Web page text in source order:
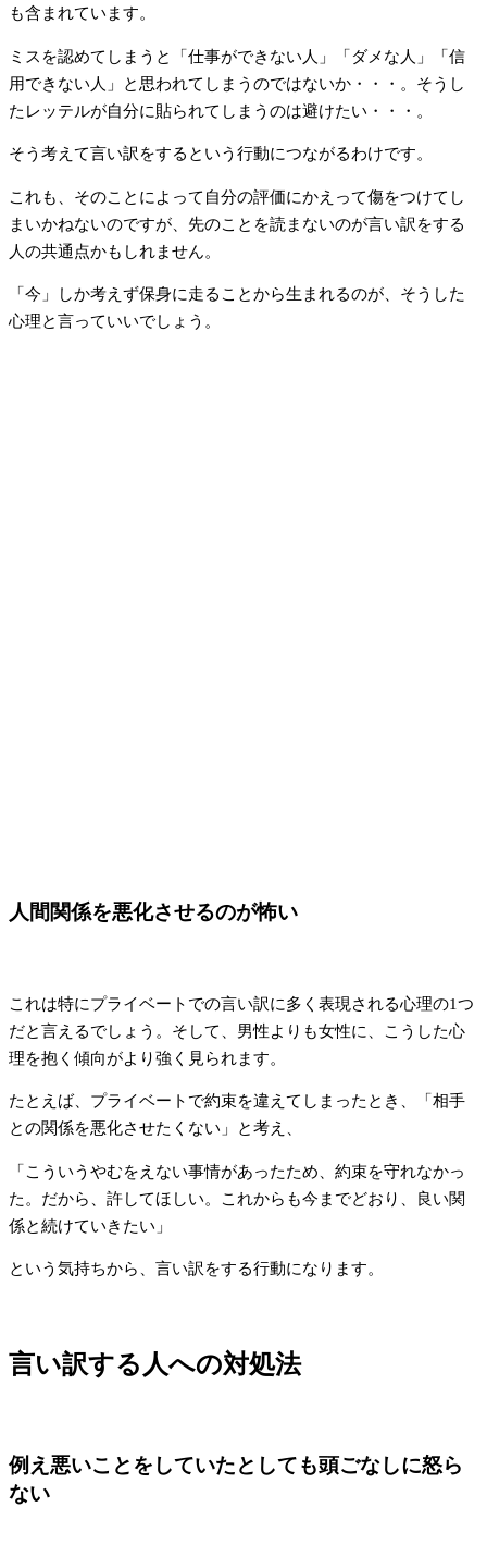
も含まれています。
ミスを認めてしまうと「仕事ができない人」「ダメな人」「信
用できない人」と思われてしまうのではないか・・・。そうし
たレッテルが自分に貼られてしまうのは避けたい・・・。
そう考えて言い訳をするという行動につながるわけです。
これも、そのことによって自分の評価にかえって傷をつけてし
まいかねないのですが、先のことを読まないのが言い訳をする
人の共通点かもしれません。
「今」しか考えず保身に走ることから生まれるのが、そうした
心理と言っていいでしょう。
人間関係を悪化させるのが怖い
これは特にプライベートでの言い訳に多く表現される心理の1つ
だと言えるでしょう。そして、男性よりも女性に、こうした心
理を抱く傾向がより強く見られます。
たとえば、プライベートで約束を違えてしまったとき、「相手
との関係を悪化させたくない」と考え、
「こういうやむをえない事情があったため、約束を守れなかっ
た。だから、許してほしい。これからも今までどおり、良い関
係と続けていきたい」
という気持ちから、言い訳をする行動になります。
言い訳する人への対処法
例え悪いことをしていたとしても頭ごなしに怒ら
ない